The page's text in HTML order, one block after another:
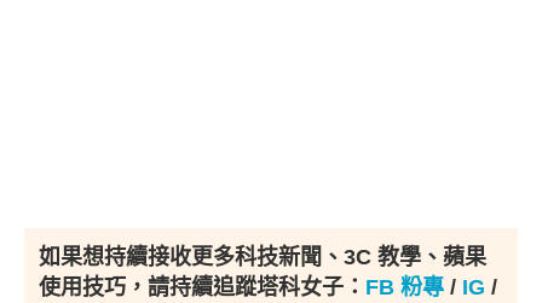
如果想持續接收更多科技新聞、3C 教學、蘋果
使用技巧，請持續追蹤塔科女子： FB 粉專 / IG /